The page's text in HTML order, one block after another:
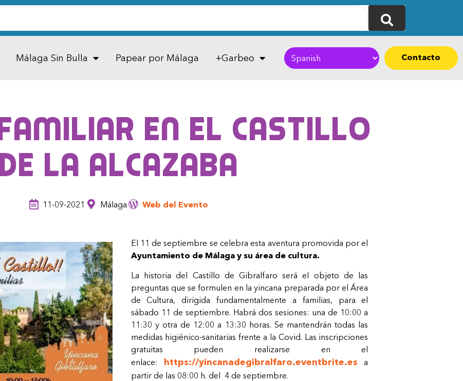
Málaga Sin Bulla Papear por Málaga +Garbeo Contacto
familiar en el Castillo
de La Alcazaba
11-09-2021 Málaga Web del Evento
El 11 de septiembre se celebra esta aventura promovida por el
Ayuntamiento de Málaga y su área de cultura.
La historia del Castillo de Gibralfaro será el objeto de las
preguntas que se formulen en la yincana preparada por el Área
de Cultura, dirigida fundamentalmente a familias, para el
sábado 11 de septiembre. Habrá dos sesiones: una de 10:00 a
11:30 y otra de 12:00 a 13:30 horas. Se mantendrán todas las
medidas higiénico-sanitarias frente a la Covid. Las inscripciones
gratuitas pueden realizarse en el
enlace: https://yincanadegibralfaro.eventbrite.es a
partir de las 08:00 h. del 4 de septiembre.